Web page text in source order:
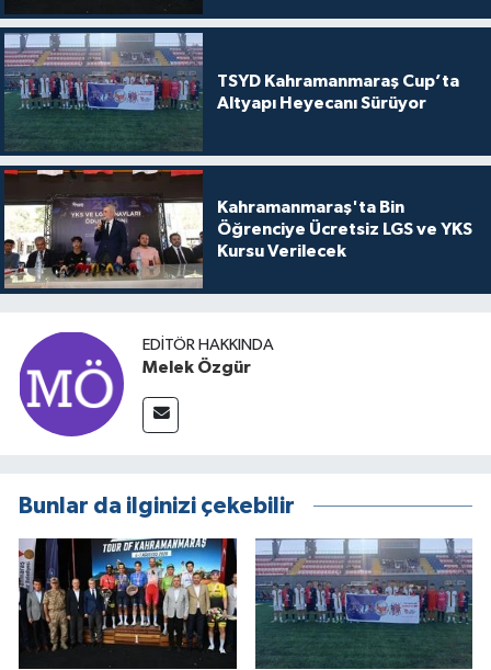
TSYD Kahramanmaraş Cup’ta
Altyapı Heyecanı Sürüyor
Kahramanmaraş'ta Bin
Öğrenciye Ücretsiz LGS ve YKS
Kursu Verilecek
EDITÖR HAKKINDA
Melek Özgür
Bunlar da ilginizi çekebilir